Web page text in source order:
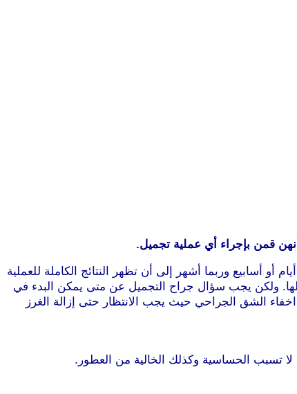
قمن بإجراء أي عملية تجميل.
أو أسابيع وربما أشهر إلى أن تظهر النتائج الكاملة للعملية
ولكن يجب سؤال جراح التجميل عن متى يمكن البدء في
الشق الجراحي حيث يجب الانتظار حتى إزالة الغرز
لا تسبب الحساسية وكذلك الخالية من العطور.